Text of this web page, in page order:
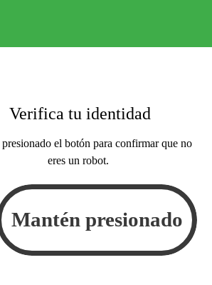
Verifica tu identidad
el botón para confirmar que no
eres un robot.